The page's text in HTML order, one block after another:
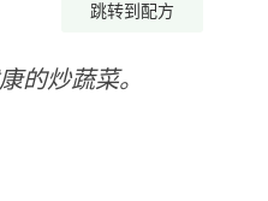
跳转到配方
的炒蔬菜。